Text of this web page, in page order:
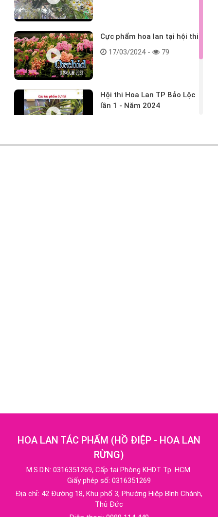
Cực phẩm hoa lan tại hội thi
17/03/2024 -
79
Hội thi Hoa Lan TP Bảo Lộc
lần 1 - Năm 2024
HOA LAN TÁC PHẨM (HỒ ĐIỆP - HOA LAN
RỪNG)
M.S.D.N: 0316351269, Cấp tại Phòng KHDT Tp. HCM.
Giấy phép số: 0316351269
Địa chỉ: 42 Đường 18, Khu phố 3, Phường Hiệp Bình Chánh,
Thủ Đức